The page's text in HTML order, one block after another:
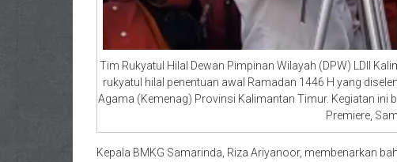
Tim Rukyatul Hilal Dewan Pimpinan Wilayah (DPW) LDII
rukyatul hilal penentuan awal Ramadan 1446 H yang
Agama (Kemenag) Provinsi Kalimantan Timur. Kegiatan
Premiere,
Kepala BMKG Samarinda, Riza Ariyanoor, membenarkan